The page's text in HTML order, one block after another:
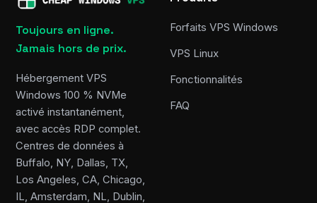
Toujours en ligne.
Jamais hors de prix.
Hébergement VPS
Windows 100 % NVMe
activé instantanément,
avec accès RDP complet.
Centres de données à
Buffalo, NY, Dallas, TX,
Los Angeles, CA, Chicago,
IL, Amsterdam, NL, Dublin,
Forfaits VPS Windows
VPS Linux
Fonctionnalités
FAQ